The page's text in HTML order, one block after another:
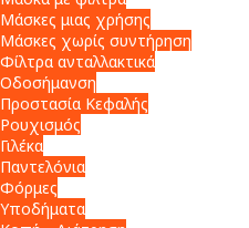
Μάσκες μιας χρήσης
Μάσκες χωρίς συντήρηση
Φίλτρα ανταλλακτικά
Οδοσήμανση
Προστασία Κεφαλής
Ρουχισμός
Γιλέκα
Παντελόνια
Φόρμες
Υποδήματα